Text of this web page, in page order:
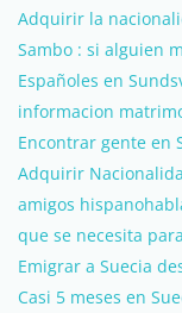
Adquirir la
Sambo : si alguien
Españoles en
informacion
Encontrar gente en
Adquirir
amigos
que se necesita
Emigrar a Suecia
Casi 5 meses en